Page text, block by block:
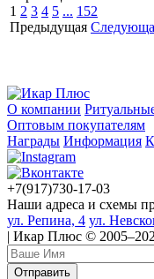
1 2 3 4 5 ... 152
Предыдущая
О компании
Оптовым покупателям
Награды Информация
+7(917)730-17-03
Наши адреса и схемы
ул. Репина, 4 ул.
| Икар Плюс ©